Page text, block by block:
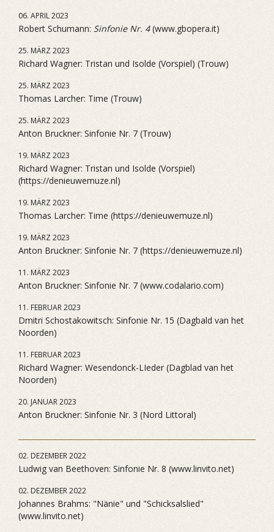
06. APRIL 2023
Robert Schumann: Sinfonie Nr. 4(www.gbopera.it)
25. MÄRZ 2023
Richard Wagner: Tristan und Isolde (Vorspiel) (Trouw)
25. MÄRZ 2023
Thomas Larcher: Time (Trouw)
25. MÄRZ 2023
Anton Bruckner: Sinfonie Nr. 7 (Trouw)
19. MÄRZ 2023
Richard Wagner: Tristan und Isolde (Vorspiel)
(https://denieuwemuze.nl)
19. MÄRZ 2023
Thomas Larcher: Time (https://denieuwemuze.nl)
19. MÄRZ 2023
Anton Bruckner: Sinfonie Nr. 7 (https://denieuwemuze.nl)
11. MÄRZ 2023
Anton Bruckner: Sinfonie Nr. 7 (www.codalario.com)
11. FEBRUAR 2023
Dmitri Schostakowitsch: Sinfonie Nr. 15 (Dagbald van het
Noorden)
11. FEBRUAR 2023
Richard Wagner: Wesendonck-LIeder (Dagblad van het
Noorden)
20. JANUAR 2023
Anton Bruckner: Sinfonie Nr. 3 (Nord Littoral)
02. DEZEMBER 2022
Ludwig van Beethoven: Sinfonie Nr. 8 (www.linvito.net)
02. DEZEMBER 2022
Johannes Brahms: "Nänie" und "Schicksalslied"
(www.linvito.net)